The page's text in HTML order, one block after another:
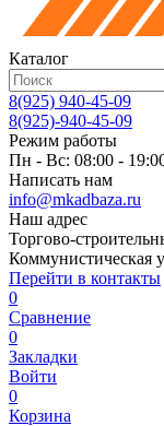
Каталог
8(925) 940-45-09
8(925)-940-45-09
Режим работы
Пн - Вс: 08:00 -
Написать нам
info@mkadbaza.ru
Наш адрес
Торгово-
Коммунистическая
Перейти в контакты
0
Сравнение
0
Закладки
Войти
0
Корзина